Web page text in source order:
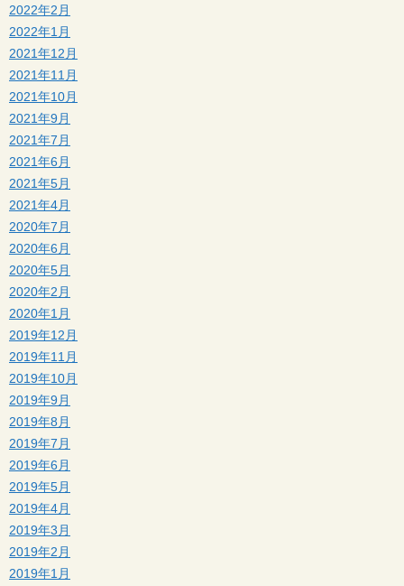
2022年2月
2022年1月
2021年12月
2021年11月
2021年10月
2021年9月
2021年7月
2021年6月
2021年5月
2021年4月
2020年7月
2020年6月
2020年5月
2020年2月
2020年1月
2019年12月
2019年11月
2019年10月
2019年9月
2019年8月
2019年7月
2019年6月
2019年5月
2019年4月
2019年3月
2019年2月
2019年1月